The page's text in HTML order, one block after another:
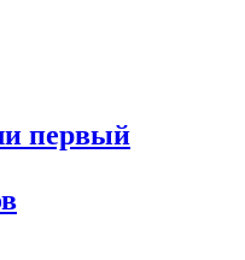
первый